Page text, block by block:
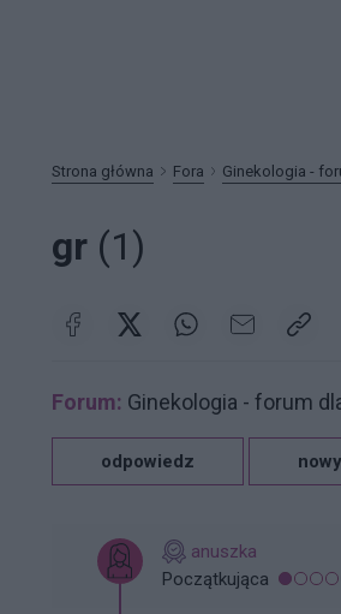
Strona główna Fora Ginekologia -
gr (1)
Forum: Ginekologia - forum
odpowiedz
anuszka
Początkująca